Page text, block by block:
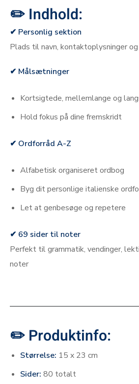
✏️ Indhold:
✔ Personlig sektion
Plads til navn, kontaktoplysninger
✔ Målsætninger
Kortsigtede, mellemlange og
Hold fokus på dine fremskridt
✔ Ordforråd A-Z
Alfabetisk organiseret ordbog
Byg dit personlige italienske
Let at genbesøge og repetere
✔ 69 sider til noter
Perfekt til grammatik, vendinger,
noter
✏️ Produktinfo:
Størrelse: 15 x 23 cm
Sider: 80 totalt